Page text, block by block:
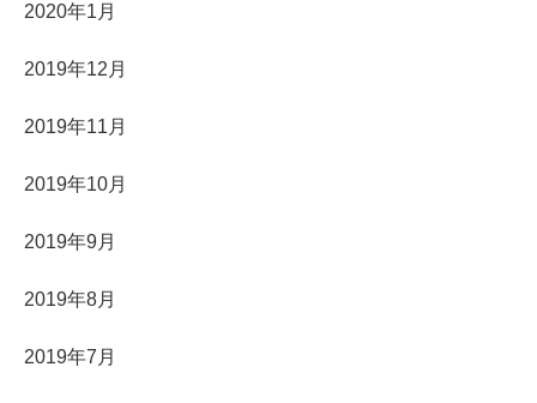
2020年1月
2019年12月
2019年11月
2019年10月
2019年9月
2019年8月
2019年7月